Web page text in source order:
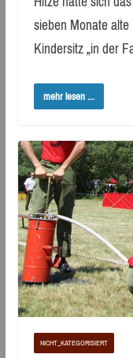
sieben Monate
Kindersitz „in der
mehr lesen ...
NICHT_KATEGORISIERT